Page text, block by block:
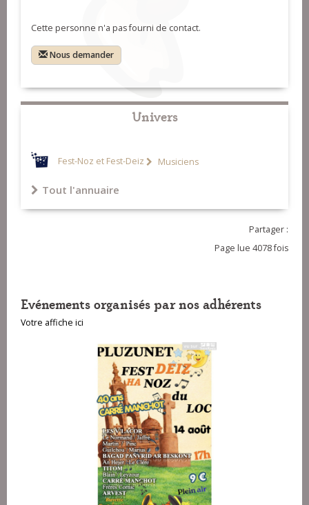
Cette personne n'a pas fourni de contact.
Nous demander
Univers
Fest-Noz et Fest-Deiz Musiciens
Tout l'annuaire
Partager :
Page lue 4078 fois
Evénements organisés par nos adhérents
Votre affiche ici